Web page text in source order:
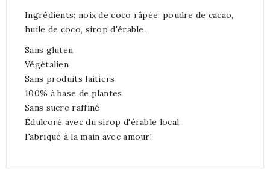
Ingrédients: noix de coco râpée, poudre de cacao,
huile de coco, sirop d'érable.
Sans gluten
Végétalien
Sans produits laitiers
100% à base de plantes
Sans sucre raffiné
Édulcoré avec du sirop d'érable local
Fabriqué à la main avec amour!